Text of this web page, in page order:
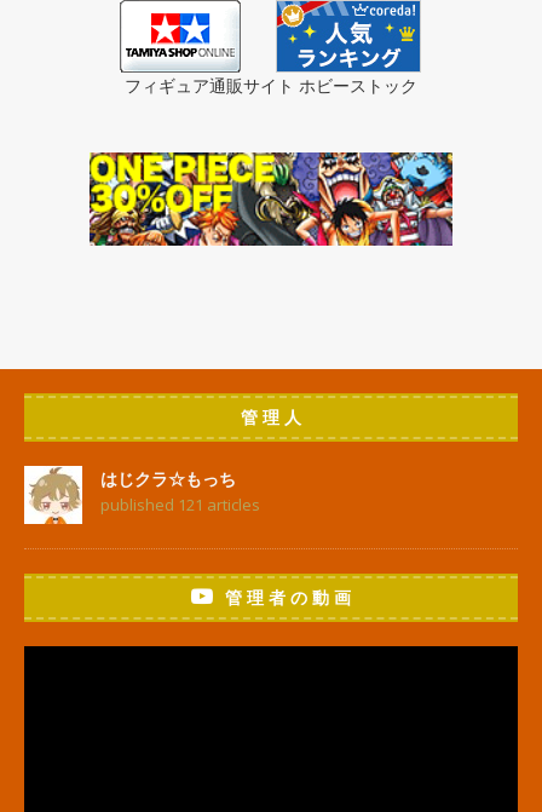
フィギュア通販サイト ホビーストック
管 理 人
はじクラ☆もっち
published 121 articles
管 理 者 の 動 画